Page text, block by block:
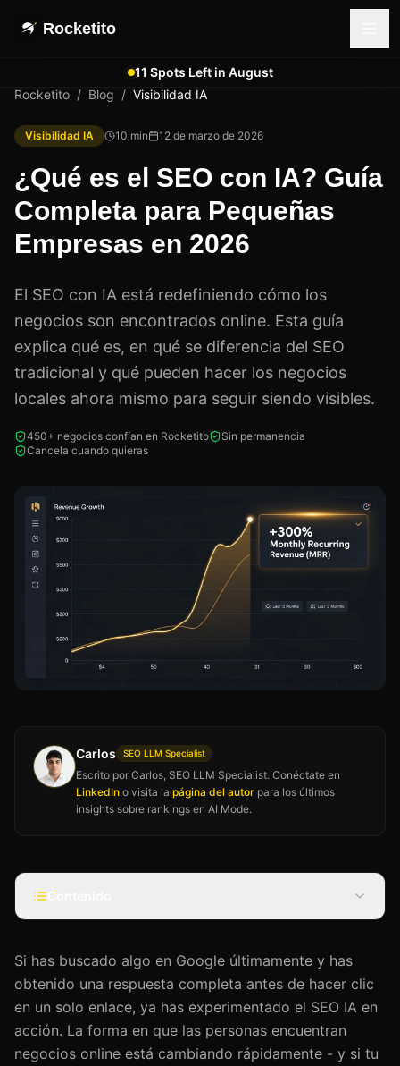
Rocketito
11 Spots Left in August
Rocketito / Blog / Visibilidad IA
Visibilidad IA 10 min 12 de marzo de 2026
¿Qué es el SEO con IA? Guía
Completa para Pequeñas
Empresas en 2026
El SEO con IA está redefiniendo cómo los
negocios son encontrados online. Esta guía
explica qué es, en qué se diferencia del SEO
tradicional y qué pueden hacer los negocios
locales ahora mismo para seguir siendo visibles.
450+ negocios confían en Rocketito
Sin permanencia
Cancela cuando quieras
Carlos SEO LLM Specialist
Escrito por Carlos, SEO LLM Specialist. Conéctate en
LinkedIn o visita la página del autor para los últimos
insights sobre rankings en AI Mode.
Si has buscado algo en Google últimamente y has
obtenido una respuesta completa antes de hacer clic
en un solo enlace, ya has experimentado el SEO IA en
acción. La forma en que las personas encuentran
negocios online está cambiando rápidamente - y si tu